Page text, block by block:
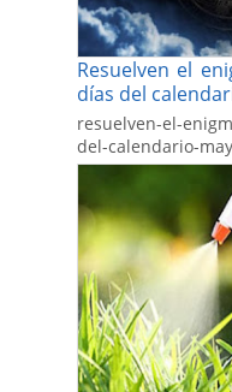
Resuelven el
días del
resuelven-el-
del-calendario-